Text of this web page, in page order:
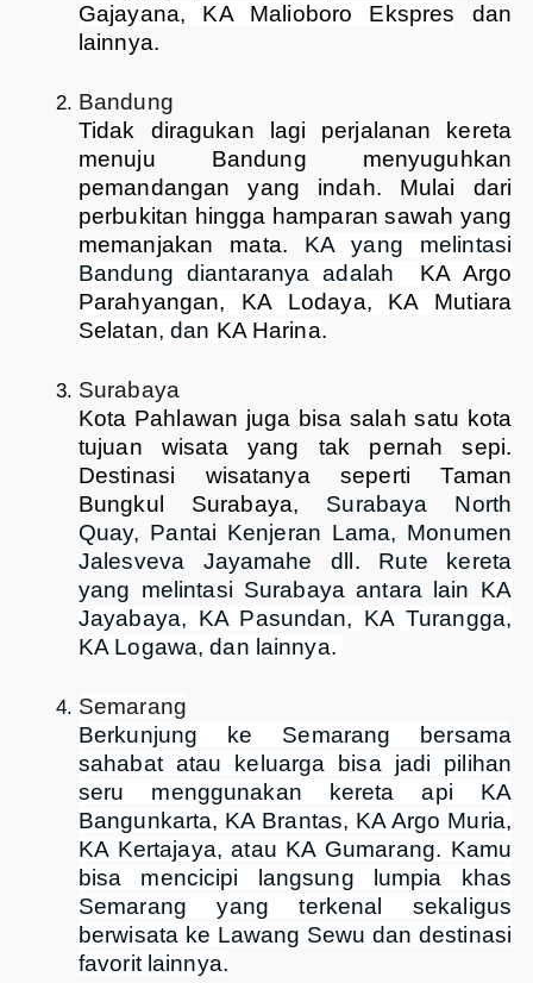
Gajayana, KA Malioboro Ekspres dan
lainnya.
Bandung
Tidak diragukan lagi perjalanan kereta
menuju Bandung menyuguhkan
pemandangan yang indah. Mulai dari
perbukitan hingga hamparan sawah yang
memanjakan mata. KA yang melintasi
Bandung diantaranya adalah
KA Argo
Parahyangan, KA Lodaya, KA Mutiara
Selatan, dan KA Harina.
Surabaya
Kota Pahlawan juga bisa salah satu kota
tujuan wisata yang tak pernah sepi.
Destinasi wisatanya seperti Taman
Bungkul Surabaya, Surabaya North
Quay, Pantai Kenjeran Lama, Monumen
Jalesveva Jayamahe dll. Rute kereta
yang melintasi Surabaya antara lain KA
Jayabaya, KA Pasundan, KA Turangga,
KA Logawa, dan lainnya.
Semarang
Berkunjung ke Semarang bersama
sahabat atau keluarga bisa jadi pilihan
seru menggunakan kereta api KA
Bangunkarta, KA Brantas, KA Argo Muria,
KA Kertajaya, atau KA Gumarang. Kamu
bisa mencicipi langsung lumpia khas
Semarang yang terkenal sekaligus
berwisata ke Lawang Sewu dan destinasi
favorit lainnya.